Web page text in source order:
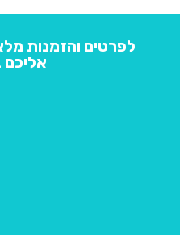
לפרטים והזמנות